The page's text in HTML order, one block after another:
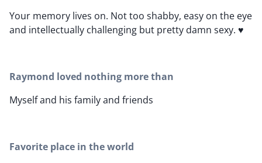
Your memory lives on. Not too shabby, easy on the eye
and intellectually challenging but pretty damn sexy. ♥️
Raymond loved nothing more than
Myself and his family and friends
Favorite place in the world